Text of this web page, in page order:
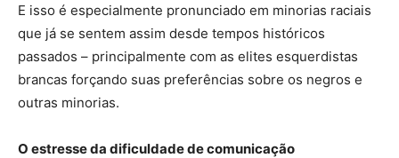
E isso é especialmente pronunciado em minorias raciais
que já se sentem assim desde tempos históricos
passados – principalmente com as elites esquerdistas
brancas forçando suas preferências sobre os negros e
outras minorias.
O estresse da dificuldade de comunicação